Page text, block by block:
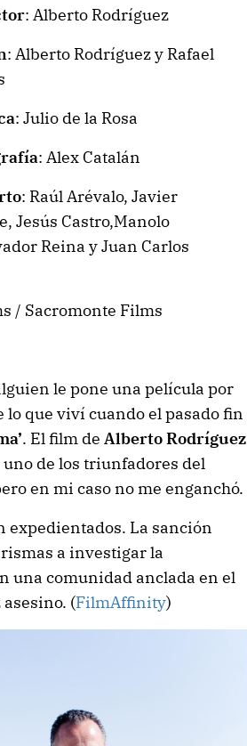
: Alberto Rodríguez
: Alberto Rodríguez y Rafael
: Julio de la Rosa
: Alex Catalán
: Raúl Arévalo, Javier
Jesús Castro,Manolo
Reina y Juan Carlos
/ Sacromonte Films
le pone una película por
lo que viví cuando el pasado fin
. El film de Alberto Rodríguez
de los triunfadores del
en mi caso no me enganchó.
expedientados. La sanción
a investigar la
una comunidad anclada en el
(FilmAffinity)